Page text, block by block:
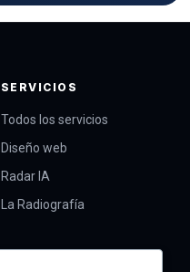
SERVICIOS
Todos los servicios
Diseño web
Radar IA
La Radiografía